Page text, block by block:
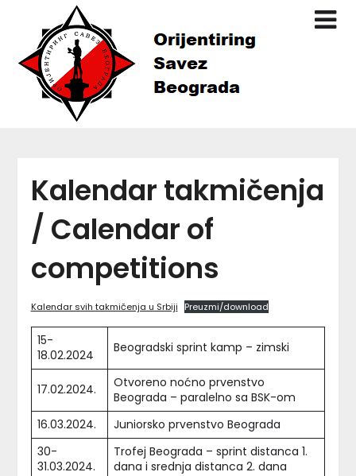
content
Kalendar takmičenja
/ Calendar of
competitions
Kalendar svih takmičenja u Srbiji Preuzmi/download
15-
18.02.2024
Beogradski sprint kamp – zimski
17.02.2024.
Otvoreno noćno prvenstvo
Beograda – paralelno sa BSK-om
16.03.2024.
Juniorsko prvenstvo Beograda
30-
31.03.2024.
Trofej Beograda – sprint distanca 1.
dana i srednja distanca 2. dana